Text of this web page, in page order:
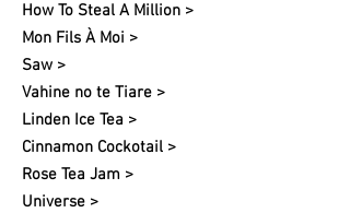
How To Steal A Million >
Mon Fils À Moi >
Saw >
Vahine no te Tiare >
Linden Ice Tea >
Cinnamon Cockotail >
Rose Tea Jam >
Universe >